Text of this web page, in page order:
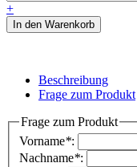
+
In den Warenkorb
Beschreibung
Frage zum Produkt
Frage zum Produkt
Vorname*:
Nachname*: